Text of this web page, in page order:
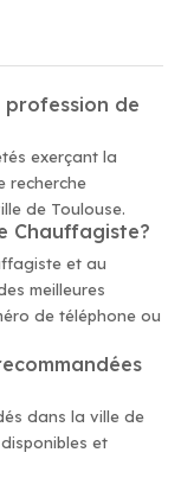
profession de
exerçant la
recherche
de Toulouse.
Chauffagiste?
et au
meilleures
de téléphone ou
dans la ville de
et